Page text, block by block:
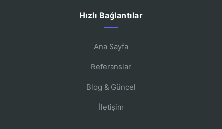
Hızlı Bağlantılar
Ana Sayfa
Referanslar
Blog & Güncel
İletişim